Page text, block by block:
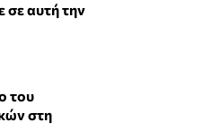
σε αυτή την
του
στη